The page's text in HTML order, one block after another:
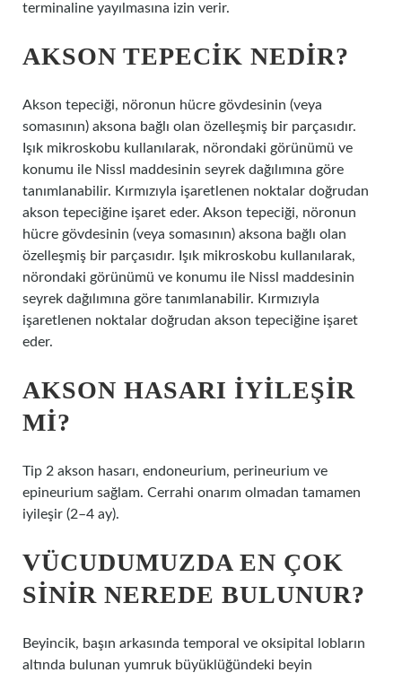
terminaline yayılmasına izin verir.
AKSON TEPECIK NEDIR?
Akson tepeciği, nöronun hücre gövdesinin (veya
somasının) aksona bağlı olan özelleşmiş bir parçasıdır.
Işık mikroskobu kullanılarak, nörondaki görünümü ve
konumu ile Nissl maddesinin seyrek dağılımına göre
tanımlanabilir. Kırmızıyla işaretlenen noktalar doğrudan
akson tepeciğine işaret eder. Akson tepeciği, nöronun
hücre gövdesinin (veya somasının) aksona bağlı olan
özelleşmiş bir parçasıdır. Işık mikroskobu kullanılarak,
nörondaki görünümü ve konumu ile Nissl maddesinin
seyrek dağılımına göre tanımlanabilir. Kırmızıyla
işaretlenen noktalar doğrudan akson tepeciğine işaret
eder.
AKSON HASARI IYILEŞIR
MI?
Tip 2 akson hasarı, endoneurium, perineurium ve
epineurium sağlam. Cerrahi onarım olmadan tamamen
iyileşir (2–4 ay).
VÜCUDUMUZDA EN ÇOK
SINIR NEREDE BULUNUR?
Beyincik, başın arkasında temporal ve oksipital lobların
altında bulunan yumruk büyüklüğündeki beyin